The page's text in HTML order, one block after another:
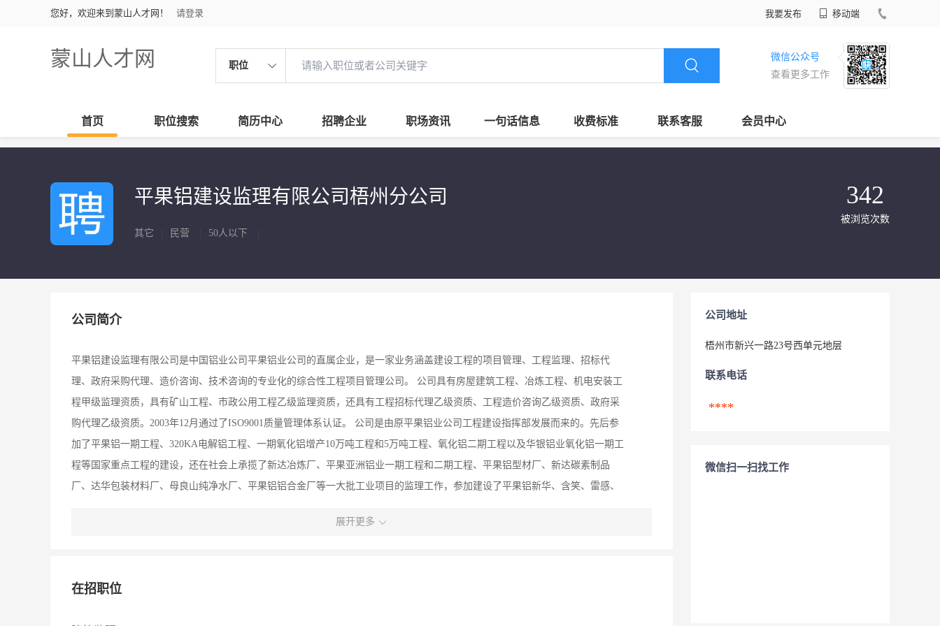
您好，欢迎来到蒙山人才网！ 请登录 我要发布 移动端
蒙山人才网 职位
微信公众号
查看更多工作
首页 职位搜索 简历中心 招聘企业 职场资讯 一句话信息 收费标准 联系客服 会员中心
平果铝建设监理有限公司梧州分公司
其它 民营 50人以下
342
被浏览次数
公司简介
平果铝建设监理有限公司是中国铝业公司平果铝业公司的直属企业，是一家业务涵盖建设工程的项目管理、工程监理、招标代
理、政府采购代理、造价咨询、技术咨询的专业化的综合性工程项目管理公司。 公司具有房屋建筑工程、冶炼工程、机电安装工
程甲级监理资质，具有矿山工程、市政公用工程乙级监理资质，还具有工程招标代理乙级资质、工程造价咨询乙级资质、政府采
购代理乙级资质。2003年12月通过了ISO9001质量管理体系认证。 公司是由原平果铝业公司工程建设指挥部发展而来的。先后参
加了平果铝一期工程、320KA电解铝工程、一期氧化铝增产10万吨工程和5万吨工程、氧化铝二期工程以及华银铝业氧化铝一期工
程等国家重点工程的建设，还在社会上承揽了新达冶炼厂、平果亚洲铝业一期工程和二期工程、平果铝型材厂、新达碳素制品
厂、达华包装材料厂、母良山纯净水厂、平果铝铝合金厂等一大批工业项目的监理工作，参加建设了平果铝新华、含笑、雷感、
心、宾馆以及北海明苑花园明安居工程、华银铝业德保生活区、合浦卫生学校北海校区、玉林金城商厦扩建等一大批民用与公用
管理办法，依靠雄厚的技术实力、真诚守信的服务、科学严谨的态度、认真顽强的作风、团结协作的精神，已发展成为一家实力
展开更多
在招职位
公司地址
梧州市新兴一路23号西单元地层
联系电话
****
微信扫一扫找工作